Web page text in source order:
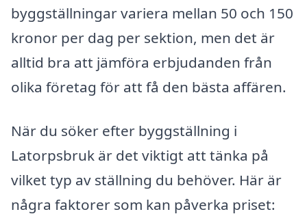
byggställningar variera mellan 50 och 150
kronor per dag per sektion, men det är
alltid bra att jämföra erbjudanden från
olika företag för att få den bästa affären.
När du söker efter byggställning i
Latorpsbruk är det viktigt att tänka på
vilket typ av ställning du behöver. Här är
några faktorer som kan påverka priset: